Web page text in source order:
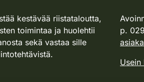
kestävää riistataloutta,
toimintaa ja huolehtii
sekä vastaa sille
p.